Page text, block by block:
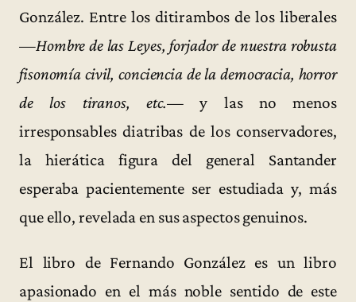
González. Entre los ditirambos de los liberales
—Hombre de las Leyes, forjador de nuestra robusta
fisonomía civil, conciencia de la democracia, horror
de los tiranos, etc.— y las no menos
irresponsables diatribas de los conservadores,
la hierática figura del general Santander
esperaba pacientemente ser estudiada y, más
que ello, revelada en sus aspectos genuinos.
El libro de Fernando González es un libro
apasionado en el más noble sentido de este